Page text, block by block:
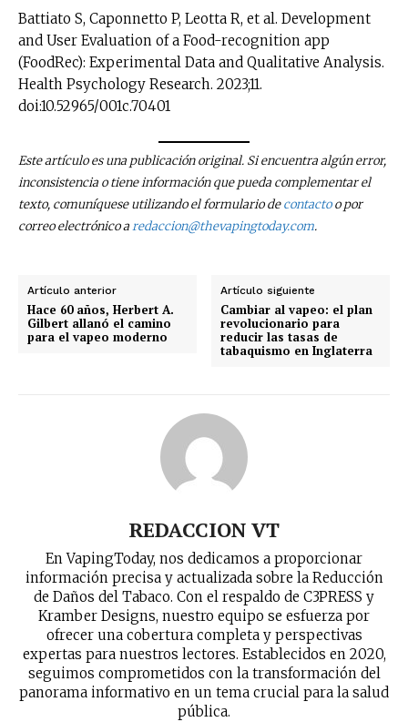
Battiato S, Caponnetto P, Leotta R, et al. Development
and User Evaluation of a Food-recognition app
(FoodRec): Experimental Data and Qualitative Analysis.
Health Psychology Research. 2023;11.
doi:10.52965/001c.70401
Este artículo es una publicación original. Si encuentra algún error,
inconsistencia o tiene información que pueda complementar el
texto, comuníquese utilizando el formulario decontactoo por
correo electrónico aredaccion@thevapingtoday.com.
Artículo anterior
Hace 60 años, Herbert A.
Gilbert allanó el camino
para el vapeo moderno
Artículo siguiente
Cambiar al vapeo: el plan
revolucionario para
reducir las tasas de
tabaquismo en Inglaterra
REDACCION VT
En VapingToday, nos dedicamos a proporcionar
información precisa y actualizada sobre la Reducción
de Daños del Tabaco. Con el respaldo de C3PRESS y
Kramber Designs, nuestro equipo se esfuerza por
ofrecer una cobertura completa y perspectivas
expertas para nuestros lectores. Establecidos en 2020,
seguimos comprometidos con la transformación del
panorama informativo en un tema crucial para la salud
pública.